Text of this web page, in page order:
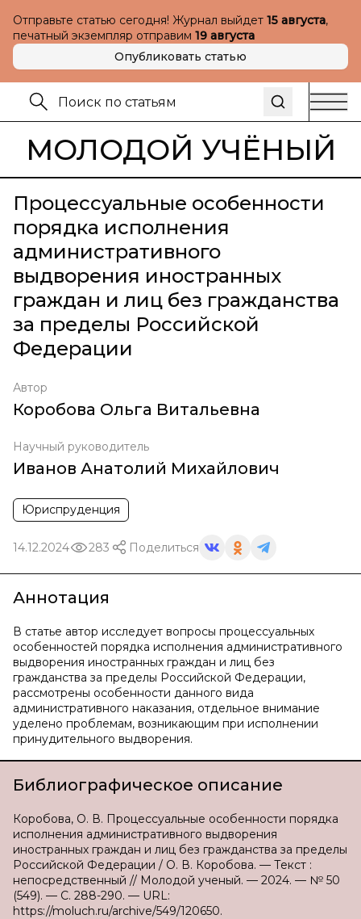
Отправьте статью сегодня! Журнал выйдет 15 августа,
печатный экземпляр отправим 19 августа
Опубликовать статью
МОЛОДОЙ УЧЁНЫЙ
Процессуальные особенности
порядка исполнения
административного
выдворения иностранных
граждан и лиц без гражданства
за пределы Российской
Федерации
Автор
Коробова Ольга Витальевна
Научный руководитель
Иванов Анатолий Михайлович
Юриспруденция
14.12.2024 283 Поделиться
Аннотация
В статье автор исследует вопросы процессуальных
особенностей порядка исполнения административного
выдворения иностранных граждан и лиц без
гражданства за пределы Российской Федерации,
рассмотрены особенности данного вида
административного наказания, отдельное внимание
уделено проблемам, возникающим при исполнении
принудительного выдворения.
Библиографическое описание
Коробова, О. В. Процессуальные особенности порядка
исполнения административного выдворения
иностранных граждан и лиц без гражданства за пределы
Российской Федерации / О. В. Коробова. — Текст :
непосредственный // Молодой ученый. — 2024. — № 50
(549). — С. 288-290. — URL:
https://moluch.ru/archive/549/120650.